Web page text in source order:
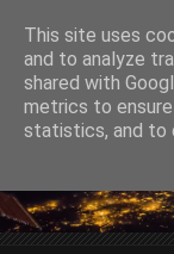
This site uses
and to analyze
shared with
metrics to
statistics, and to